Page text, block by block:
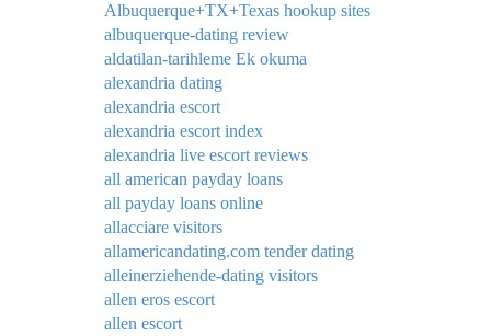
Albuquerque+TX+Texas hookup sites
albuquerque-dating review
aldatilan-tarihleme Ek okuma
alexandria dating
alexandria escort
alexandria escort index
alexandria live escort reviews
all american payday loans
all payday loans online
allacciare visitors
allamericandating.com tender dating
alleinerziehende-dating visitors
allen eros escort
allen escort